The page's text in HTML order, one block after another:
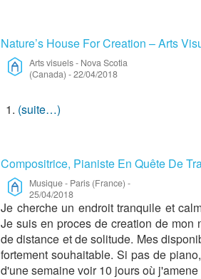
Nature’s House For Creation – Arts
Arts visuels- Nova Scotia
(Canada) -22/04/2018
(suite…)
Compositrice, Pianiste En Quête De
Musique- Paris (France) -
25/04/2018
Je cherche un endroit tranquile et
Je suis en proces de creation de
de distance et de solitude. Mes
fortement souhaitable. Si pas de
d'une semaine voir 10 jours où